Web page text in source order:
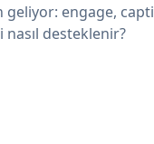
engage,
nasıl desteklenir?